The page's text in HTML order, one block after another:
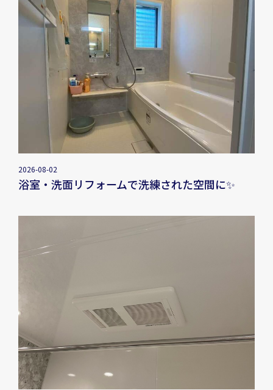
2026-08-02
浴室・洗面リフォームで洗練された空間に✨